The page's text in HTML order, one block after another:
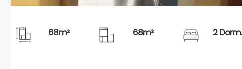
68m² 68m² 2 Dorm.